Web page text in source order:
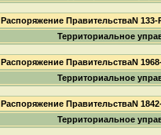
Распоряжение ПравительстваN 133-
Территориальное
Распоряжение ПравительстваN
Территориальное
Распоряжение ПравительстваN
Территориальное